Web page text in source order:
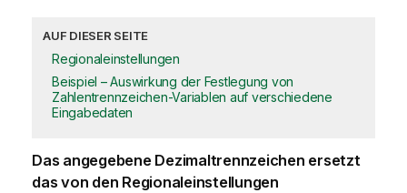
AUF DIESER SEITE
Regionaleinstellungen
Beispiel – Auswirkung der Festlegung von
Zahlentrennzeichen-Variablen auf verschiedene
Eingabedaten
Das angegebene Dezimaltrennzeichen ersetzt
das von den Regionaleinstellungen